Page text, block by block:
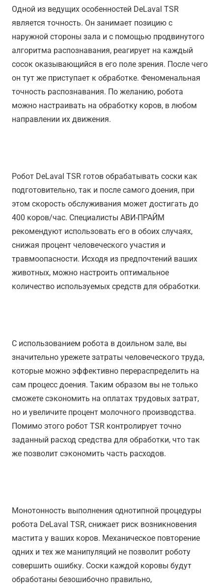
Одной из ведущих особенностей DeLaval TSR
является точность. Он занимает позицию с
наружной стороны зала и с помощью продвинутого
алгоритма распознавания, реагирует на каждый
сосок оказывающийся в его поле зрения. После чего
он тут же приступает к обработке. Феноменальная
точность распознавания. По желанию, робота
можно настраивать на обработку коров, в любом
направлении их движения.
Робот DeLaval TSR готов обрабатывать соски как
подготовительно, так и после самого доения, при
этом скорость обслуживания может достигать до
400 коров/час. Специалисты АВИ-ПРАЙМ
рекомендуют использовать его в обоих случаях,
снижая процент человеческого участия и
травмоопасности. Исходя из предпочтений ваших
животных, можно настроить оптимальное
количество используемых средств для обработки.
С использованием робота в доильном зале, вы
значительно урежете затраты человеческого труда,
которые можно эффективно перераспределить на
сам процесс доения. Таким образом вы не только
сможете сэкономить на оплатах трудовых затрат,
но и увеличите процент молочного производства.
Помимо этого робот TSR контролирует точно
заданный расход средства для обработки, что так
же позволит сэкономить часть расходов.
Монотонность выполнения однотипной процедуры
робота DeLaval TSR, снижает риск возникновения
мастита у ваших коров. Механическое повторение
одних и тех же манипуляций не позволит роботу
совершить ошибку. Соски каждой коровы будут
обработаны безошибочно правильно,